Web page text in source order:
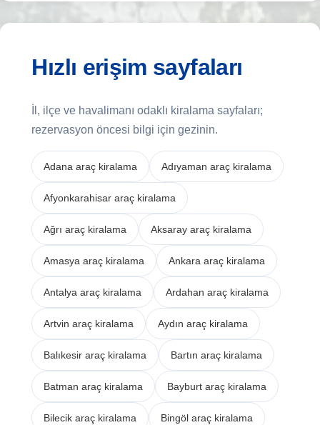
Hızlı erişim sayfaları
İl, ilçe ve havalimanı odaklı kiralama sayfaları;
rezervasyon öncesi bilgi için gezinin.
Adana araç kiralama Adıyaman araç kiralama
Afyonkarahisar araç kiralama
Ağrı araç kiralama Aksaray araç kiralama
Amasya araç kiralama Ankara araç kiralama
Antalya araç kiralama Ardahan araç kiralama
Artvin araç kiralama Aydın araç kiralama
Balıkesir araç kiralama Bartın araç kiralama
Batman araç kiralama Bayburt araç kiralama
Bilecik araç kiralama Bingöl araç kiralama